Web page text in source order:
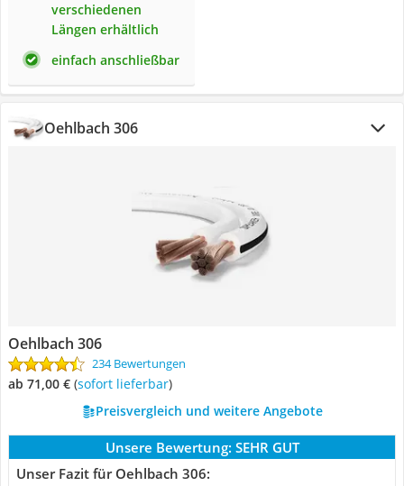
verschiedenen
Längen erhältlich
einfach anschließbar
Oehlbach 306
Oehlbach 306
234 Bewertungen
ab 71,00 € ( Sofort lieferbar)
Preisvergleich und weitere Angebote
Unsere Bewertung: SEHR GUT
Unser Fazit für Oehlbach 306: